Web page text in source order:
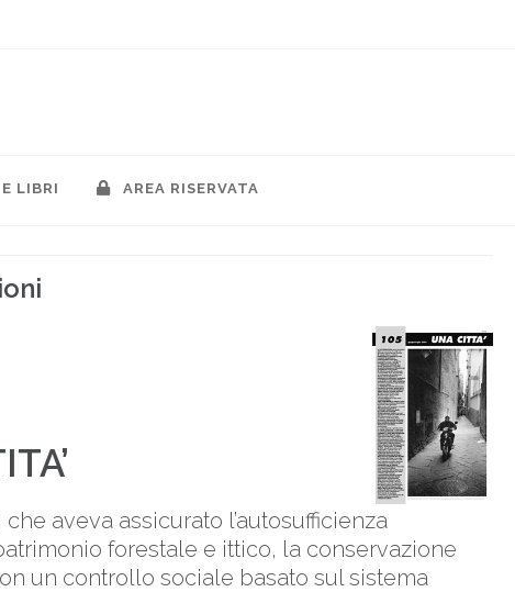
LIBRI AREA RISERVATA
aveva assicurato l’autosufficienza
forestale e ittico, la conservazione
un controllo sociale basato sul sistema